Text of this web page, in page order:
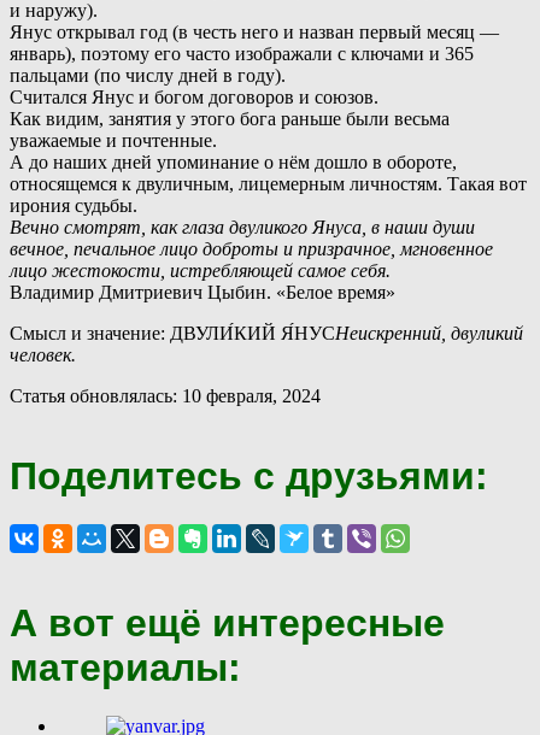
и наружу).
Янус открывал год (в честь него и назван первый месяц —
январь), поэтому его часто изображали с ключами и 365
пальцами (по числу дней в году).
Считался Янус и богом договоров и союзов.
Как видим, занятия у этого бога раньше были весьма
уважаемые и почтенные.
А до наших дней упоминание о нём дошло в обороте,
относящемся к двуличным, лицемерным личностям. Такая вот
ирония судьбы.
Вечно смотрят, как глаза двуликого Януса, в наши души
вечное, печальное лицо доброты и призрачное, мгновенное
лицо жестокости, истребляющей самое себя.
Владимир Дмитриевич Цыбин. «Белое время»
Смысл и значение: ДВУЛИ́КИЙ Я́НУСНеискренний, двуликий
человек.
Статья обновлялась: 10 февраля, 2024
Поделитесь с друзьями:
А вот ещё интересные
материалы: